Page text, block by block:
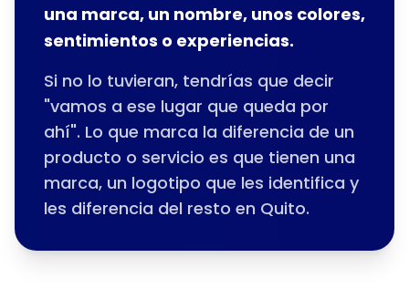
una marca, un nombre, unos colores,
sentimientos o experiencias.
Si no lo tuvieran, tendrías que decir
"vamos a ese lugar que queda por
ahí". Lo que marca la diferencia de un
producto o servicio es que tienen una
marca, un logotipo que les identifica y
les diferencia del resto en Quito.